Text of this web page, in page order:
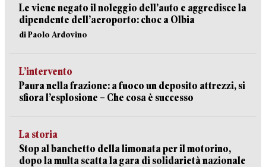
Le viene negato il noleggio dell’auto e aggredisce la
dipendente dell’aeroporto: choc a Olbia
di Paolo Ardovino
L’intervento
Paura nella frazione: a fuoco un deposito attrezzi, si
sfiora l’esplosione – Che cosa è successo
La storia
Stop al banchetto della limonata per il motorino,
dopo la multa scatta la gara di solidarietà nazionale